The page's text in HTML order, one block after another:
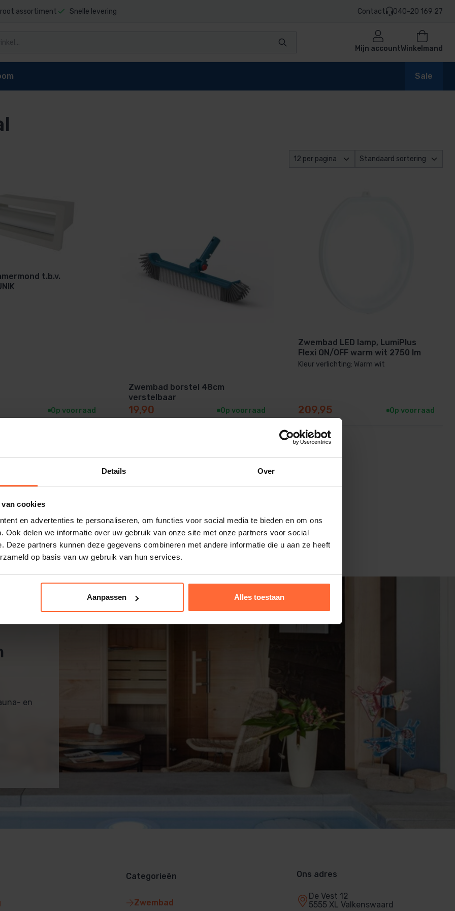
Details Over
cookies
en advertenties te personaliseren, om functies voor social media te bieden en om ons
Ook delen we informatie over uw gebruik van onze site met onze partners voor social
Deze partners kunnen deze gegevens combineren met andere informatie die u aan ze heeft
op basis van uw gebruik van hun services.
Aanpassen Alles toestaan
assortiment Snelle levering Contact 040-20 169 27
Mijn accountWinkelmand
Sale
t.b.v.
Op voorraad
Zwembad borstel 48cm
verstelbaar
19,90 Op voorraad
Zwembad LED lamp, LumiPlus
Flexi ON/OFF warm wit 2750 lm
Kleur verlichting: Warm wit
209,95 Op voorraad
en
Categorieën
Zwembad
Ons adres
De Vest 12
5555 XL Valkenswaard